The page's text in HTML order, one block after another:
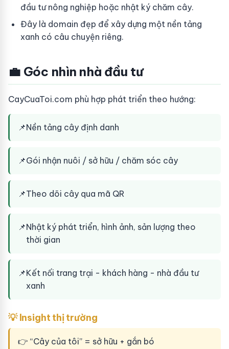
đầu tư nông nghiệp hoặc nhật ký chăm cây.
Đây là domain đẹp để xây dựng một nền tảng
xanh có câu chuyện riêng.
💼 Góc nhìn nhà đầu tư
CayCuaToi.com phù hợp phát triển theo hướng:
📌Nền tảng cây định danh
📌Gói nhận nuôi / sở hữu / chăm sóc cây
📌Theo dõi cây qua mã QR
📌Nhật ký phát triển, hình ảnh, sản lượng theo
thời gian
📌Kết nối trang trại - khách hàng - nhà đầu tư
xanh
💡 Insight thị trường
👉 “Cây của tôi” = sở hữu + gắn bó